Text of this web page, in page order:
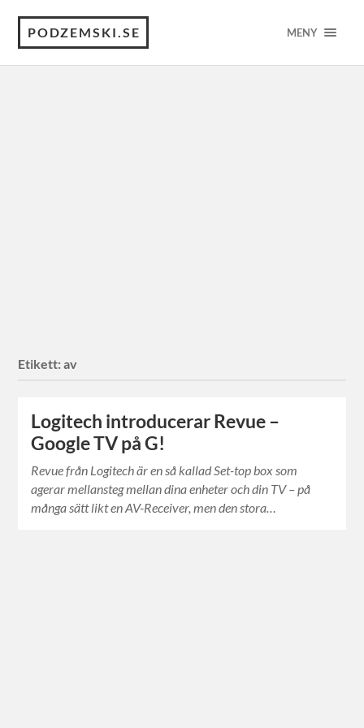
PODZEMSKI.SE MENY
Etikett:av
Logitech introducerar Revue –
Google TV på G!
Revue från Logitech är en så kallad Set-top box som
agerar mellansteg mellan dina enheter och din TV – på
många sätt likt en AV-Receiver, men den stora…